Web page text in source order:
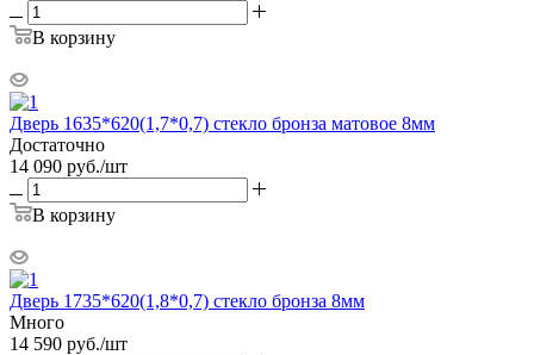
В корзину
Дверь 1635*620(1,7*0,7) стекло бронза матовое 8мм
Достаточно
14 090 руб./шт
В корзину
Дверь 1735*620(1,8*0,7) стекло бронза 8мм
Много
14 590 руб./шт